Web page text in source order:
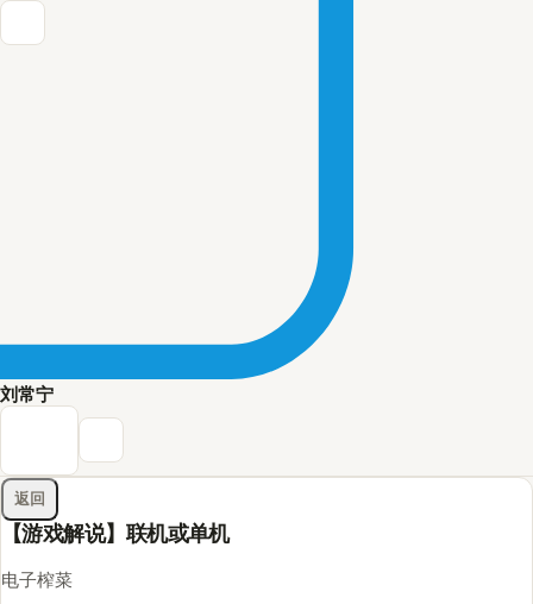
刘常宁
返回
【游戏解说】联机或单机
电子榨菜